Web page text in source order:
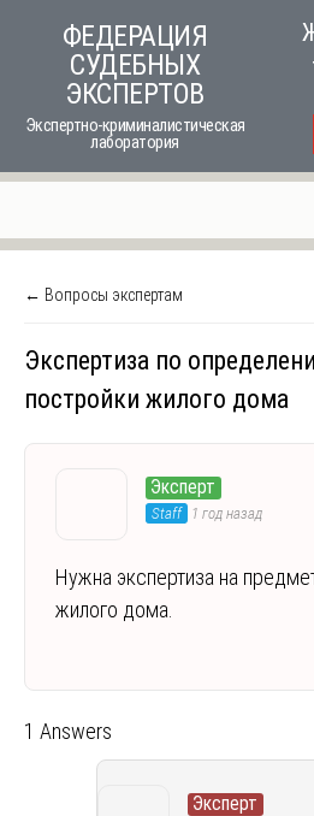
ФЕДЕРАЦИЯ
СУДЕБНЫХ
ЭКСПЕРТОВ
Экспертно-криминалистическая
лаборатория
← Вопросы экспертам
Экспертиза по
постройки жилого дома
Эксперт
Staff 1 год назад
Нужна экспертиза на
жилого дома.
1 Answers
Эксперт